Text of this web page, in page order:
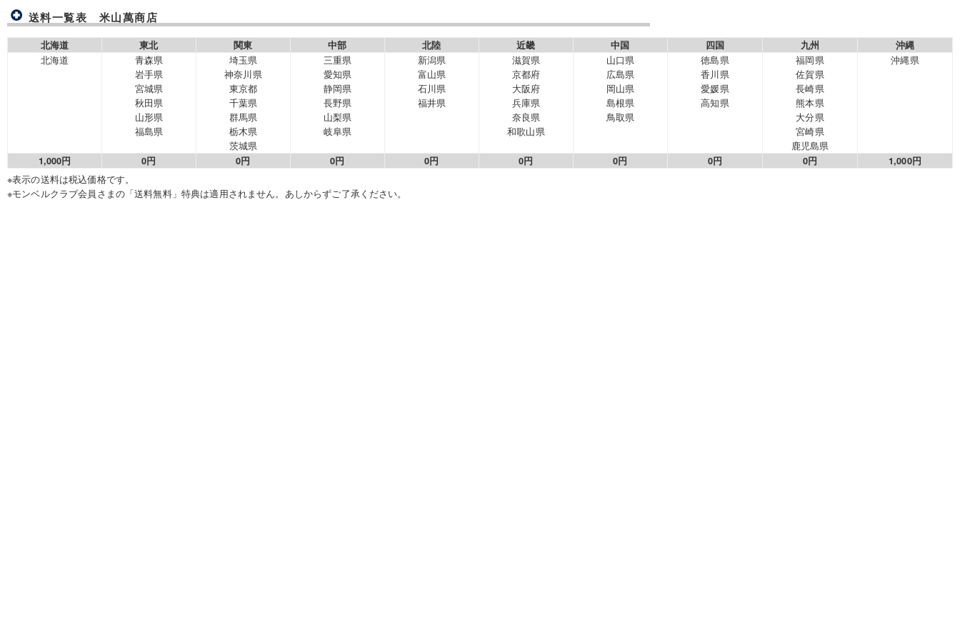
送料一覧表 米山萬商店
北海道 東北 関東 中部 北陸 近畿 中国 四国 九州 沖縄
北海道
青森県
岩手県
宮城県
秋田県
山形県
福島県
埼玉県
神奈川県
東京都
千葉県
群馬県
栃木県
茨城県
三重県
愛知県
静岡県
長野県
山梨県
岐阜県
新潟県
富山県
石川県
福井県
滋賀県
京都府
大阪府
兵庫県
奈良県
和歌山県
山口県
広島県
岡山県
島根県
鳥取県
徳島県
香川県
愛媛県
高知県
福岡県
佐賀県
長崎県
熊本県
大分県
宮崎県
鹿児島県
沖縄県
1,000円 0円 0円 0円 0円 0円 0円 0円 0円 1,000円
※表示の送料は税込価格です。
※モンベルクラブ会員さまの「送料無料」特典は適用されません。あしからずご了承ください。